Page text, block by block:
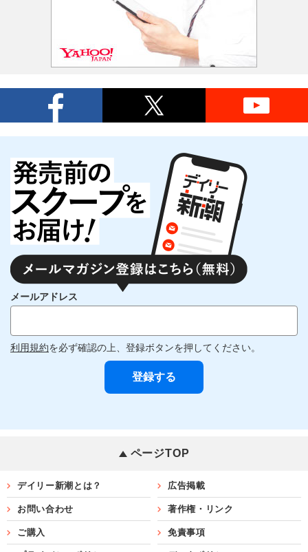
メールアドレス
利用規約を必ず確認の上、登録ボタンを押してください。
ページTOP
デイリー新潮とは？ 広告掲載
お問い合わせ 著作権・リンク
ご購入 免責事項